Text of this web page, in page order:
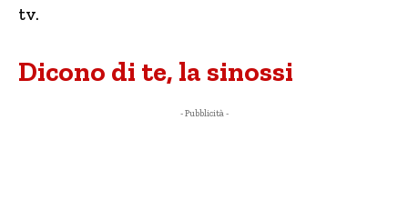
tv.
Dicono di te, la sinossi
- Pubblicità -